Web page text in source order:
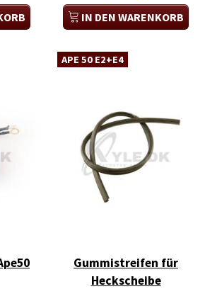
IN DEN WARENKORB
APE 50 E2+E4
Gummistreifen für
Heckscheibe